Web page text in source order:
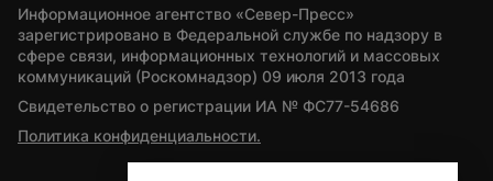
Информационное агентство «Север-Пресс»
зарегистрировано в Федеральной службе по надзору в
сфере связи, информационных технологий и массовых
коммуникаций (Роскомнадзор) 09 июля 2013 года
Свидетельство о регистрации ИА № ФС77-54686
Политика конфиденциальности.